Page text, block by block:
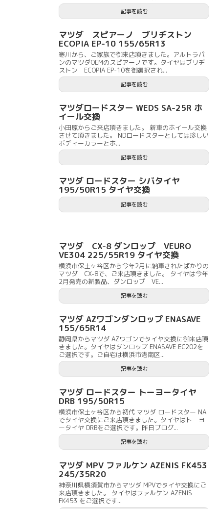
記事を読む
マツダ スピアーノ ブリヂストン
ECOPIA EP-10 155/65R13
寒川から、ご家族で御来店頂きました。アルトラパ
ンのマツダOEMのスピアーノです。タイヤはブリヂ
ストン ECOPIA EP-10を御選択され...
記事を読む
マツダロードスター WEDS SA-25R ホ
イール交換
小田原からご来店頂きました。 新車のホイール交換
させて頂きました。 NDロードスターとしては珍しい
ボディーカラーとホ...
記事を読む
マツダ ロードスター シバタイヤ
195/50R15 タイヤ交換
記事を読む
マツダ CX-8 ダンロップ VEURO
VE304 225/55R19 タイヤ交換
横浜市保土ヶ谷区から今年2月に納車されたばかりの
マツダ CX-8で、ご来店頂きました。 タイヤは今年
2月発売の新製品、ダンロップ VE...
記事を読む
マツダ AZワゴンダンロップ ENASAVE
155/65R14
静岡県からマツダ AZワゴンでタイヤ交換に御来店頂
きました。タイヤはダンロップ ENASAVE EC202を
ご選択です。ご自宅は横浜市港南区...
記事を読む
マツダ ロードスター トーヨータイヤ
DRB 195/50R15
横浜市保土ヶ谷区から初代 マツダ ロードスター NA
でタイヤ交換にご来店頂きました。タイヤはトーヨ
ータイヤ DRBをご選択です。昨日ブログ...
記事を読む
マツダ MPV ファルケン AZENIS FK453
245/35R20
神奈川県横須賀市からマツダ MPVでタイヤ交換にご
来店頂きました。 タイヤはファルケン AZENIS
FK453 をご選択です...